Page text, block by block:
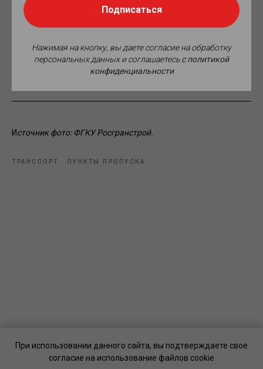
При использовании данного сайта, вы подтверждаете свое
согласие на использование файлов cookie
границах с новыми регионами. Так, в 2025 году был
модернизирован автомобильный пункт пропуска
Новошахтинск, а также установлены портальные
транспортных средств в автомобильных пунктах пропуска
Джанкой, Армянск и Весело-Вознесенка. В Мариуполе и
Бердянске были установлены морские пункты пропуска.
Источник фото: ФГКУ Росгранстрой.
ТРАНСПОРТ ПУНКТЫ ПРОПУСКА
Подписаться
Нажимая на кнопку, вы даете согласие на обработку
персональных данных и соглашаетесьc политикой
конфиденциальности